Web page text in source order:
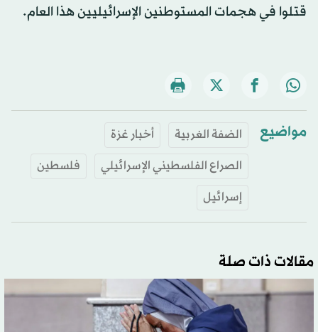
قتلوا في هجمات المستوطنين الإسرائيليين ​هذا العام.
مواضيع الضفة الغربية
أخبار غزة
الصراع الفلسطيني الإسرائيلي
فلسطين
إسرائيل
مقالات ذات صلة